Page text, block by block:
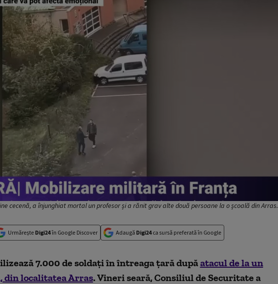
cecenă, a înjunghiat mortal un profesor și a rănit grav alte două persoane la o școală din Arras.
Urmărește Digi24în Google Discover Adaugă Digi24ca sursă preferată în Google
7.000 de soldați în întreaga țară dupăatacul de la un
din localitatea Arras. Vineri seară, Consiliul de Securitate a